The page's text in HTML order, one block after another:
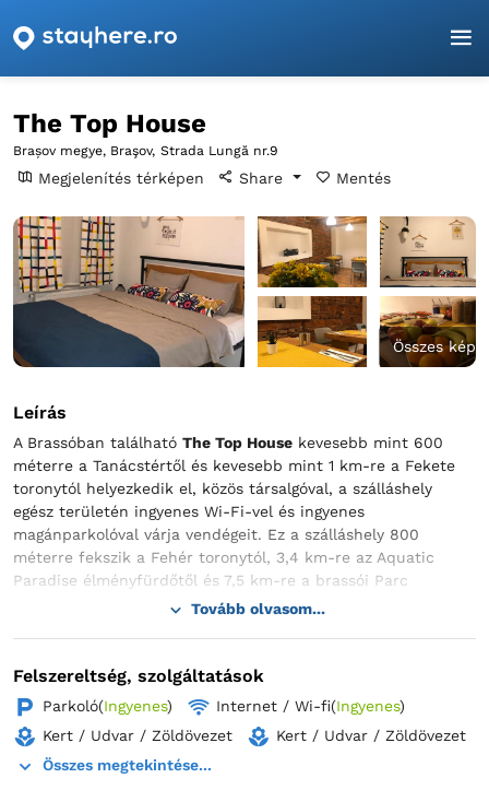
Főoldal
The Top House
Brașov megye, Braşov, Strada Lungă nr.9
Megjelenítés térképen Share Mentés
Összes kép
Leírás
A Brassóban található The Top House kevesebb mint 600
méterre a Tanácstértől és kevesebb mint 1 km-re a Fekete
toronytól helyezkedik el, közös társalgóval, a szálláshely
egész területén ingyenes Wi-Fi-vel és ingyenes
magánparkolóval várja vendégeit. Ez a szálláshely 800
méterre fekszik a Fehér toronytól, 3,4 km-re az Aquatic
Paradise élményfürdőtől és 7,5 km-re a brassói Parc
Aventurától. A nemdohányzó szálláshely 1,2 km-re található a
piperecikkekkel ellátott saját fürdőszobával rendelkeznek. A
The Top House szobáiban ágynemű és törölköző is biztosított.
A szálláshely vendégei különféle tevékenységeket
élvezhetnek Brassóban és környékén, beleértve a síelést is. A
The Top House 13 km-re fekszik a szászhermányi
Tovább olvasom...
Felszereltség, szolgáltatások
Parkoló(Ingyenes) Internet / Wi-fi(Ingyenes)
Kert / Udvar / Zöldövezet
Kert / Udvar / Zöldövezet
Összes megtekintése...